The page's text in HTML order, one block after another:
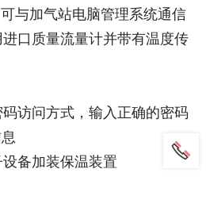
与加气站电脑管理系统通信
口质量流量计并带有温度传
访问方式，输入正确的密码
备加装保温装置